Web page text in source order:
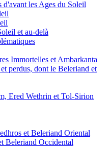
les Ages du Soleil
et au-delà
Immortelles et Ambarkanta
perdus, dont le Beleriand et
Ered Wethrin et Tol-Sirion
et Beleriand Oriental
Beleriand Occidental